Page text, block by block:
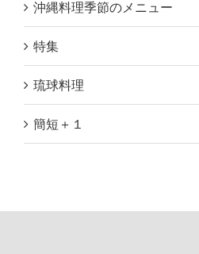
沖縄料理季節のメニュー
特集
琉球料理
簡短＋１